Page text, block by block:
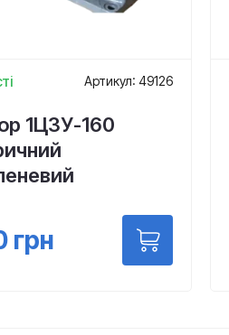
Артикул: 49126
1Ц3У-160
грн